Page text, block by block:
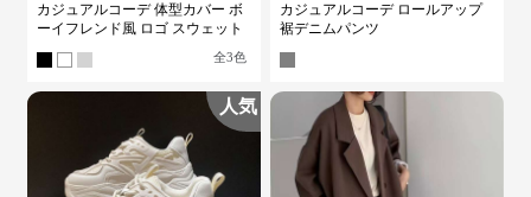
カジュアルコーデ 体型カバー ボ
ーイフレンド風 ロゴ スウェット
全3色
カジュアルコーデ ロールアップ
裾デニムパンツ
人気